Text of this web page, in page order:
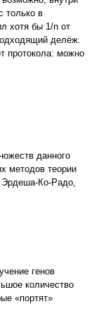
только в
хотя бы 1/n от
делёж.
протокола: можно
данного
методов теории
Эрдеша-Ко-Радо,
генов
количество
«портят»